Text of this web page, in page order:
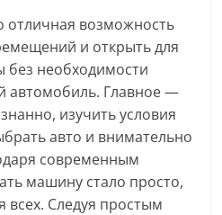
возможность
и открыть для
без необходимости
автомобиль. Главное —
изучить условия
авто и внимательно
современным
машину стало просто,
всех. Следуя простым